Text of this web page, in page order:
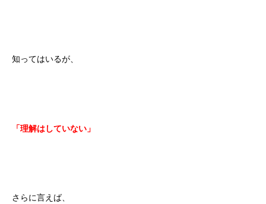
知ってはいるが、
「理解はしていない」
さらに言えば、